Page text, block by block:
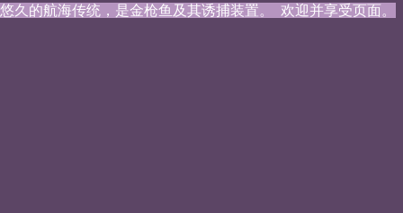
悠久的航海传统，是金枪鱼及其诱捕装置。  欢迎并享受页面。